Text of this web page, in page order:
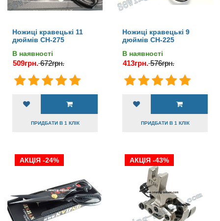
Ножиці кравецькі 11
дюймів CH-275
В наявності
509грн. 672грн.
ПРИДБАТИ В 1 КЛІК
Ножиці кравецькі 9
дюймів CH-225
В наявності
413грн. 576грн.
ПРИДБАТИ В 1 КЛІК
АКЦІЯ -24% АКЦІЯ -43%